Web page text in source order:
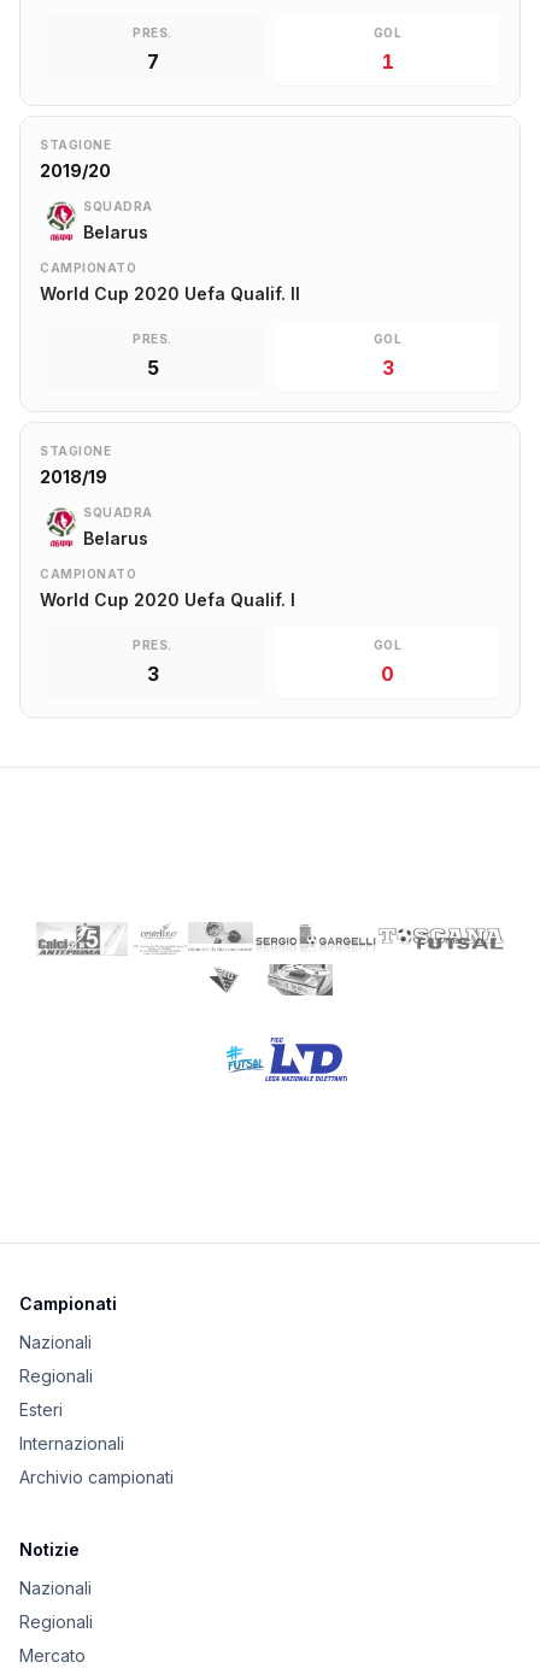
PRES.
7
GOL
1
STAGIONE
2019/20
SQUADRA
Belarus
CAMPIONATO
World Cup 2020 Uefa Qualif. II
PRES.
5
GOL
3
STAGIONE
2018/19
SQUADRA
Belarus
CAMPIONATO
World Cup 2020 Uefa Qualif. I
PRES.
3
GOL
0
Campionati
Nazionali
Regionali
Esteri
Internazionali
Archivio campionati
Notizie
Nazionali
Regionali
Mercato